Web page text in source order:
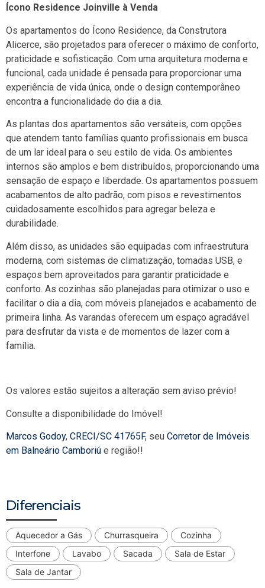
Ícono Residence Joinville à Venda
Os apartamentos do Ícono Residence, da Construtora
Alicerce, são projetados para oferecer o máximo de conforto,
praticidade e sofisticação. Com uma arquitetura moderna e
funcional, cada unidade é pensada para proporcionar uma
experiência de vida única, onde o design contemporâneo
encontra a funcionalidade do dia a dia.
As plantas dos apartamentos são versáteis, com opções
que atendem tanto famílias quanto profissionais em busca
de um lar ideal para o seu estilo de vida. Os ambientes
internos são amplos e bem distribuídos, proporcionando uma
sensação de espaço e liberdade. Os apartamentos possuem
acabamentos de alto padrão, com pisos e revestimentos
cuidadosamente escolhidos para agregar beleza e
durabilidade.
Além disso, as unidades são equipadas com infraestrutura
moderna, com sistemas de climatização, tomadas USB, e
espaços bem aproveitados para garantir praticidade e
conforto. As cozinhas são planejadas para otimizar o uso e
facilitar o dia a dia, com móveis planejados e acabamento de
primeira linha. As varandas oferecem um espaço agradável
para desfrutar da vista e de momentos de lazer com a
família.
Os valores estão sujeitos a alteração sem aviso prévio!
Consulte a disponibilidade do Imóvel!
Marcos Godoy, CRECI/SC 41765F, seu Corretor de Imóveis
em Balneário Camboriú e região!!
Diferenciais
Aquecedor a Gás Churrasqueira
Cozinha
Interfone
Lavabo Sacada
Sala de Estar
Sala de Jantar